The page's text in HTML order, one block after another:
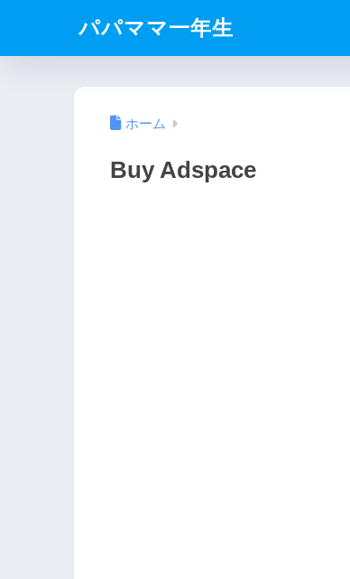
パパママ一年生
ホーム
Buy Adspace